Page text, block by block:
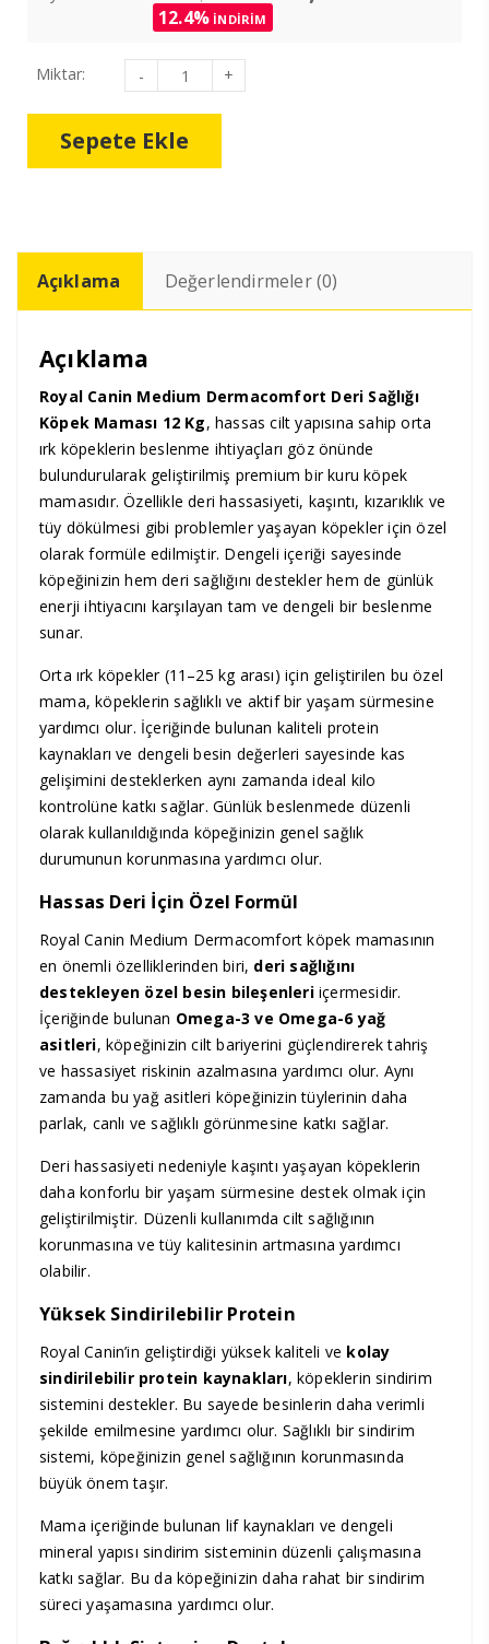
fiyat:
₺10.560,00.
12.4% İNDİRİM
Miktar: Royal
Canin
Medium
Dermacomfort
Sağlığı
Maması
Sepete Ekle
Açıklama Değerlendirmeler (0)
Açıklama
Royal Canin Medium Dermacomfort Deri Sağlığı
Köpek Maması 12 Kg, hassas cilt yapısına sahip orta
ırk köpeklerin beslenme ihtiyaçları göz önünde
bulundurularak geliştirilmiş premium bir kuru köpek
mamasıdır. Özellikle deri hassasiyeti, kaşıntı, kızarıklık ve
tüy dökülmesi gibi problemler yaşayan köpekler için özel
olarak formüle edilmiştir. Dengeli içeriği sayesinde
köpeğinizin hem deri sağlığını destekler hem de günlük
enerji ihtiyacını karşılayan tam ve dengeli bir beslenme
sunar.
Orta ırk köpekler (11–25 kg arası) için geliştirilen bu özel
mama, köpeklerin sağlıklı ve aktif bir yaşam sürmesine
yardımcı olur. İçeriğinde bulunan kaliteli protein
kaynakları ve dengeli besin değerleri sayesinde kas
gelişimini desteklerken aynı zamanda ideal kilo
kontrolüne katkı sağlar. Günlük beslenmede düzenli
olarak kullanıldığında köpeğinizin genel sağlık
durumunun korunmasına yardımcı olur.
Hassas Deri İçin Özel Formül
Royal Canin Medium Dermacomfort köpek mamasının
en önemli özelliklerinden biri, deri sağlığını
destekleyen özel besin bileşenleriiçermesidir.
İçeriğinde bulunan Omega-3 ve Omega-6 yağ
asitleri, köpeğinizin cilt bariyerini güçlendirerek tahriş
ve hassasiyet riskinin azalmasına yardımcı olur. Aynı
zamanda bu yağ asitleri köpeğinizin tüylerinin daha
parlak, canlı ve sağlıklı görünmesine katkı sağlar.
Deri hassasiyeti nedeniyle kaşıntı yaşayan köpeklerin
daha konforlu bir yaşam sürmesine destek olmak için
geliştirilmiştir. Düzenli kullanımda cilt sağlığının
korunmasına ve tüy kalitesinin artmasına yardımcı
olabilir.
Yüksek Sindirilebilir Protein
Royal Canin’in geliştirdiği yüksek kaliteli ve kolay
sindirilebilir protein kaynakları, köpeklerin sindirim
sistemini destekler. Bu sayede besinlerin daha verimli
şekilde emilmesine yardımcı olur. Sağlıklı bir sindirim
sistemi, köpeğinizin genel sağlığının korunmasında
büyük önem taşır.
Mama içeriğinde bulunan lif kaynakları ve dengeli
mineral yapısı sindirim sisteminin düzenli çalışmasına
katkı sağlar. Bu da köpeğinizin daha rahat bir sindirim
süreci yaşamasına yardımcı olur.